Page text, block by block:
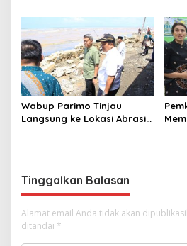
2026
Wabup Parimo Tinjau
Langsung ke Lokasi Abrasi
Tinggalkan Balasan
Alamat email Anda tidak akan
ditandai *